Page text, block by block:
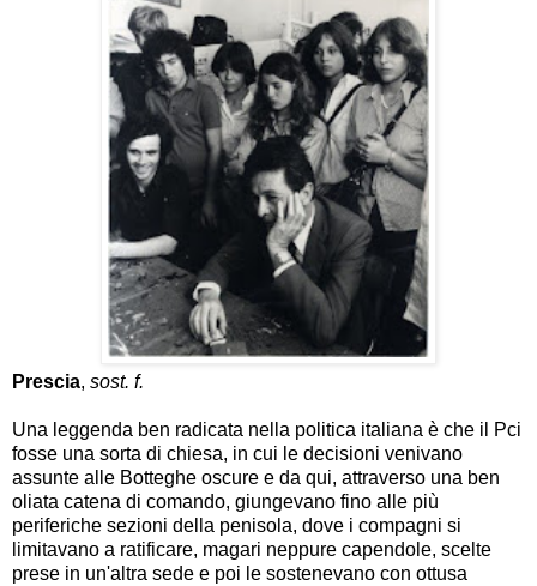
Prescia, sost. f.
Una leggenda ben radicata nella politica italiana è che il Pci
fosse una sorta di chiesa, in cui le decisioni venivano
assunte alle Botteghe oscure e da qui, attraverso una ben
oliata catena di comando, giungevano fino alle più
periferiche sezioni della penisola, dove i compagni si
limitavano a ratificare, magari neppure capendole, scelte
prese in un'altra sede e poi le sostenevano con ottusa